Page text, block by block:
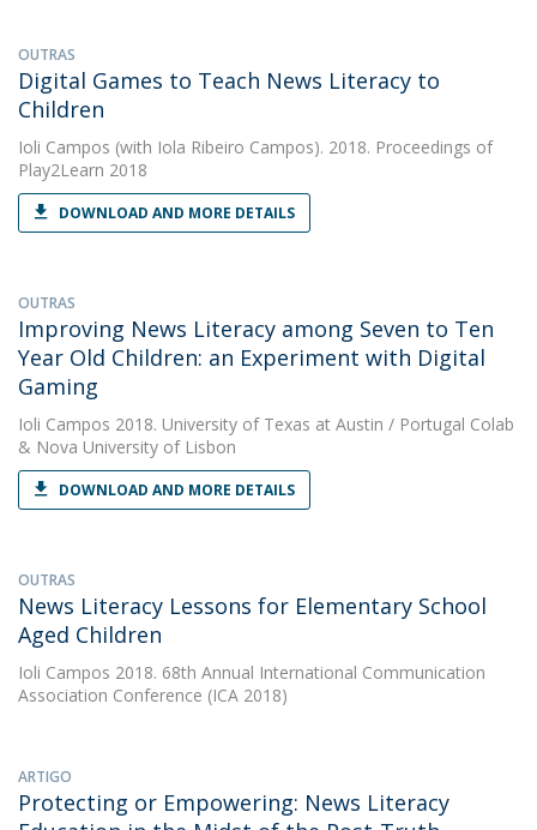
OUTRAS
Digital Games to Teach News Literacy to
Children
Ioli Campos (with Iola Ribeiro Campos). 2018. Proceedings of
Play2Learn 2018
DOWNLOAD AND MORE DETAILS
OUTRAS
Improving News Literacy among Seven to Ten
Year Old Children: an Experiment with Digital
Gaming
Ioli Campos 2018. University of Texas at Austin / Portugal Colab
& Nova University of Lisbon
DOWNLOAD AND MORE DETAILS
OUTRAS
News Literacy Lessons for Elementary School
Aged Children
Ioli Campos 2018. 68th Annual International Communication
Association Conference (ICA 2018)
ARTIGO
Protecting or Empowering: News Literacy